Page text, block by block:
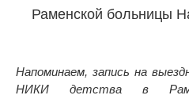
Раменской больницы
Напоминаем, запись на
НИКИ детства в